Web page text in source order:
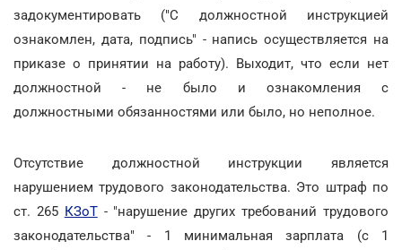
задокументировать ("С должностной инструкцией
ознакомлен, дата, подпись" - напись осуществляется на
приказе о принятии на работу). Выходит, что если нет
должностной - не было и ознакомления с
должностными обязанностями или было, но неполное.
Отсутствие должностной инструкции является
нарушением трудового законодательства. Это штраф по
ст. 265 КЗоТ- "нарушение других требований трудового
законодательства" - 1 минимальная зарплата (с 1